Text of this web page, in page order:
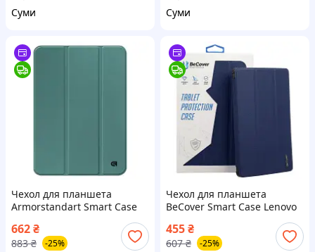
Суми
Суми
Чехол для планшета
Armorstandart Smart Case
2024 / 2022 Pine Green
(ARM84014)
662₴
883 ₴ -25%
Чехол для планшета
BeCover Smart Case Lenovo
Tab M10 Plus TB-125F (3rd
Gen)/K10 Pro TB-226 10.61"
Deep Blue (708302)
455₴
607 ₴ -25%